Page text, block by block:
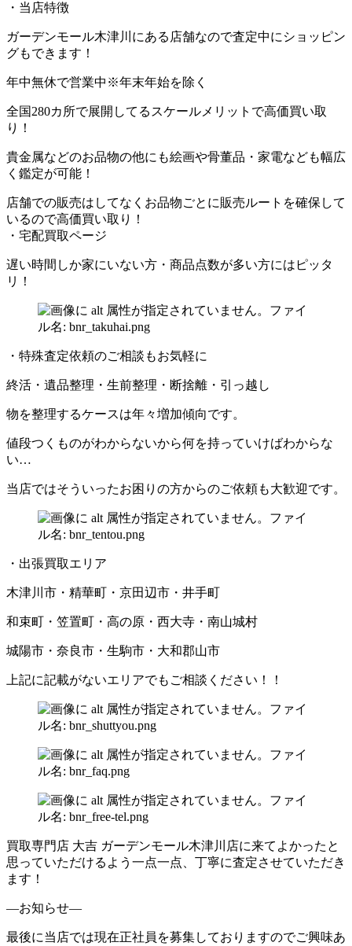
・当店特徴
ガーデンモール木津川にある店舗なので査定中にショッピン
グもできます！
年中無休で営業中※年末年始を除く
全国280カ所で展開してるスケールメリットで高価買い取
り！
貴金属などのお品物の他にも絵画や骨董品・家電なども幅広
く鑑定が可能！
店舗での販売はしてなくお品物ごとに販売ルートを確保して
いるので高価買い取り！
・宅配買取ページ
遅い時間しか家にいない方・商品点数が多い方にはピッタ
リ！
・特殊査定依頼のご相談もお気軽に
終活・遺品整理・生前整理・断捨離・引っ越し
物を整理するケースは年々増加傾向です。
値段つくものがわからないから何を持っていけばわからな
い…
当店ではそういったお困りの方からのご依頼も大歓迎です。
・出張買取エリア
木津川市・精華町・京田辺市・井手町
和束町・笠置町・高の原・西大寺・南山城村
城陽市・奈良市・生駒市・大和郡山市
上記に記載がないエリアでもご相談ください！！
買取専門店 大吉 ガーデンモール木津川店に来てよかったと
思っていただけるよう一点一点、丁寧に査定させていただき
ます！
—お知らせ—
最後に当店では現在正社員を募集しておりますのでご興味あ